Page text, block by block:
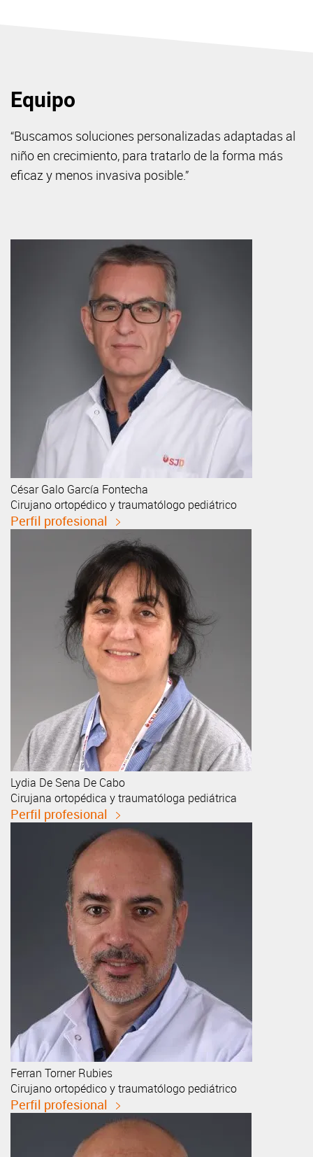
Equipo
“Buscamos soluciones personalizadas adaptadas al
niño en crecimiento, para tratarlo de la forma más
eficaz y menos invasiva posible.”
César Galo García Fontecha
Cirujano ortopédico y traumatólogo pediátrico
Perfil profesional
Lydia De Sena De Cabo
Cirujana ortopédica y traumatóloga pediátrica
Perfil profesional
Ferran Torner Rubies
Cirujano ortopédico y traumatólogo pediátrico
Perfil profesional